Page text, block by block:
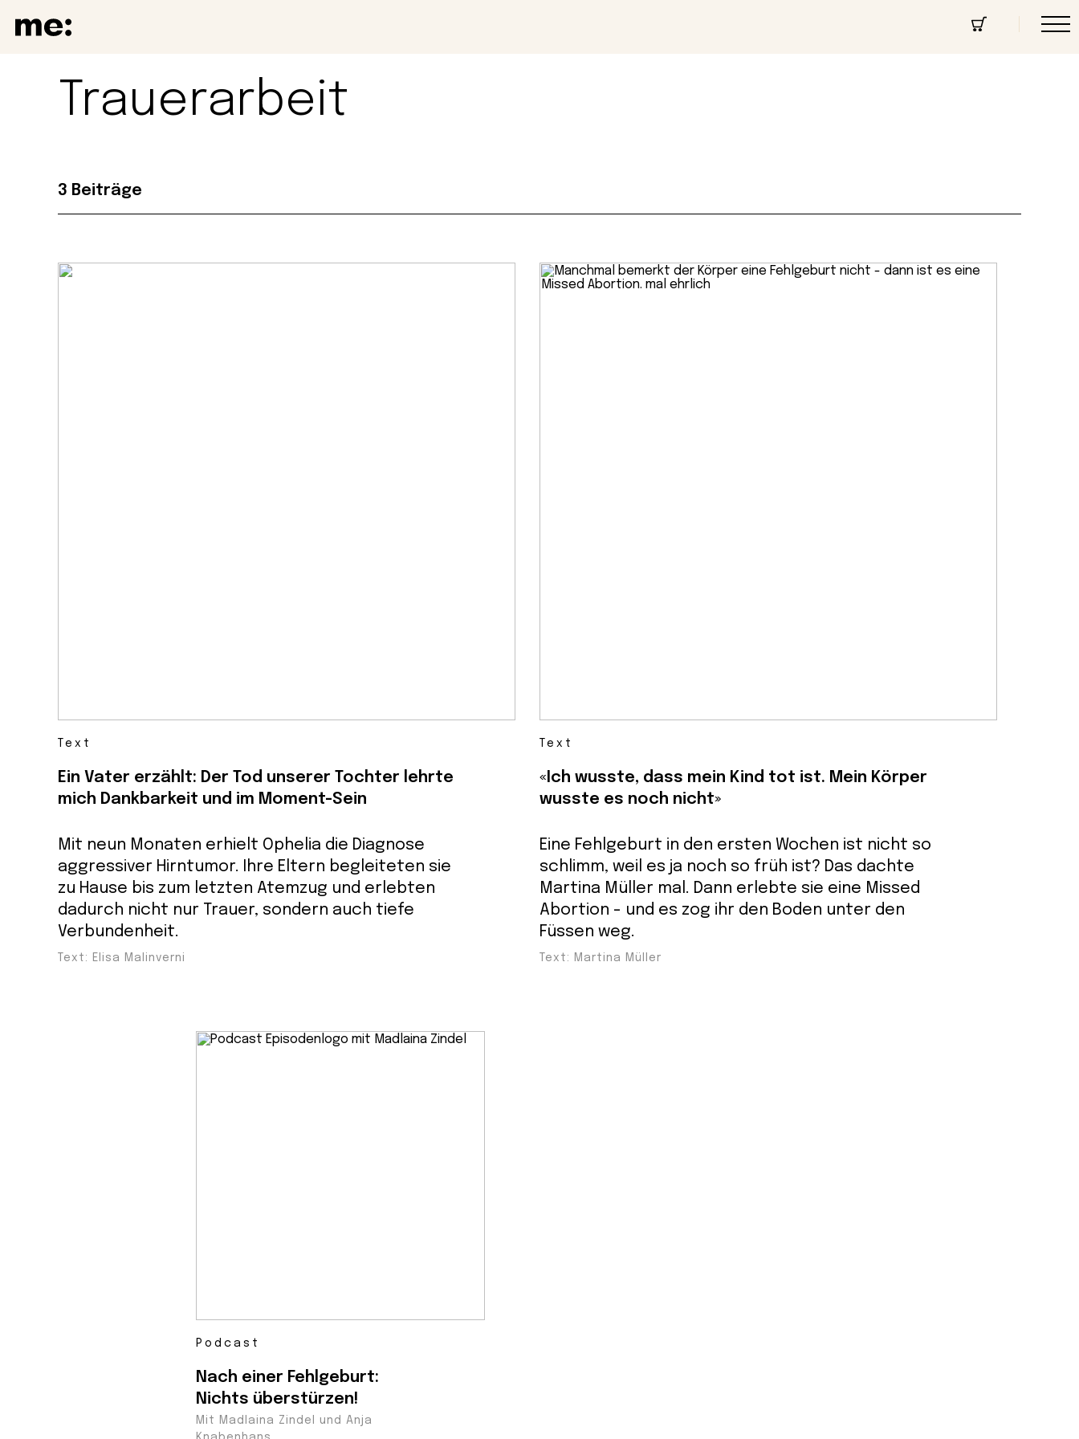
Community
Trauerarbeit
3 Beiträge
Text
Ein Vater erzählt: Der Tod unserer Tochter lehrte
mich Dankbarkeit und im Moment-Sein
Mit neun Monaten erhielt Ophelia die Diagnose
aggressiver Hirntumor. Ihre Eltern begleiteten sie
zu Hause bis zum letzten Atemzug und erlebten
dadurch nicht nur Trauer, sondern auch tiefe
Verbundenheit.
Text: Elisa Malinverni
Text
«Ich wusste, dass mein Kind tot ist. Mein Körper
wusste es noch nicht»
Eine Fehlgeburt in den ersten Wochen ist nicht so
schlimm, weil es ja noch so früh ist? Das dachte
Martina Müller mal. Dann erlebte sie eine Missed
Abortion - und es zog ihr den Boden unter den
Füssen weg.
Text: Martina Müller
Podcast
Nach einer Fehlgeburt:
Nichts überstürzen!
Mit Madlaina Zindel und Anja